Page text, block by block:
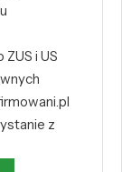
i US
z